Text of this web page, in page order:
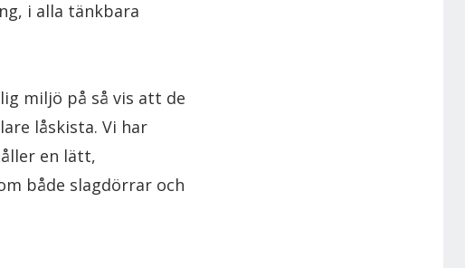
i alla tänkbara
miljö på så vis att de
låskista. Vi har
en lätt,
både slagdörrar och